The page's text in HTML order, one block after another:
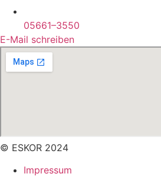
05661–3550
E-Mail schreiben
© ESKOR 2024
Impressum